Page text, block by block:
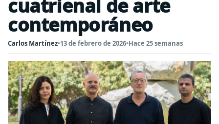
cuatrienal de arte
contemporáneo
Carlos Martínez•13 de febrero de 2026•Hace 25 semanas